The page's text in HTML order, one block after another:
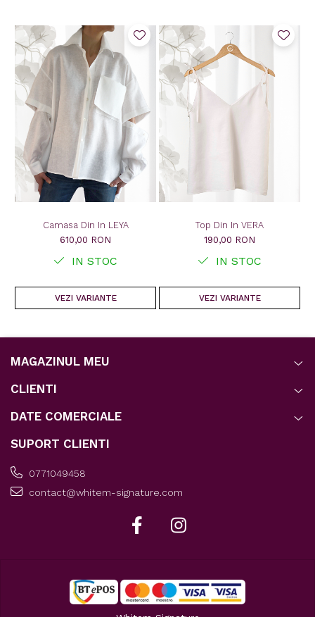
Camasa Din In LEYA
610,00 RON
IN STOC
VEZI VARIANTE
Top Din In VERA
190,00 RON
IN STOC
VEZI VARIANTE
MAGAZINUL MEU
CLIENTI
DATE COMERCIALE
SUPORT CLIENTI
0771049458
contact@whitem-signature.com